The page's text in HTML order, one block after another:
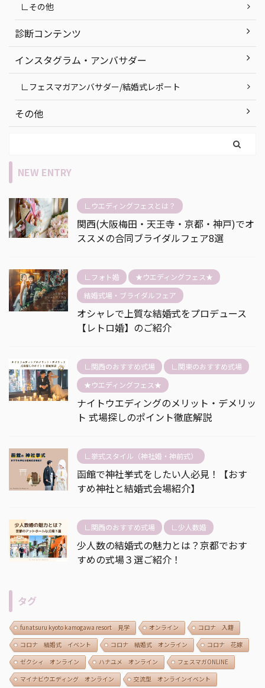
∟その他
診断コンテンツ
インスタグラム・アンバサダー
∟フェスマガアンバサダー/結婚式レポート
その他
NEW ENTRY
∟ウエディングフェスとは？
関西(大阪梅田・天王寺・京都・神戸)でオ
ススメの合同ブライダルフェア8選
∟フォト婚
★ウエディングフェス★
結婚式場・ブライダルフェア
オシャレで上質な結婚式をプロデュース
【レトロ婚】のご紹介
∟関西のおすすめ式場
∟関東のおすすめ式場
★ウエディングフェス★
ナイトウエディングのメリット・デメリッ
ト 式場探しのポイント徹底解説
∟挙式スタイル（神社婚・神前式）
函館で神社挙式をしたい人必見！【おす
すめ神社と結婚式会場紹介】
∟関西のおすすめ式場 ∟少人数婚
少人数の結婚式の魅力とは？京都でおす
すめの式場３選ご紹介！
タグ
funatsuru kyoto kamogawa resort 見学 オンライン
コロナ 入籍
コロナ 結婚式 イベント
コロナ 結婚式 オンライン
コロナ 花嫁
ゼクシィ オンライン
ハナユメ オンライン
フェスマガONLINE
マイナビウエディング オンライン
交流型 オンラインイベント